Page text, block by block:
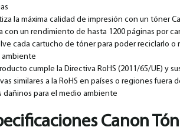
la máxima calidad de impresión con un tóner
con un rendimiento de hasta 1200 páginas por
cada cartucho de tóner para poder reciclarlo o
ambiente
cumple la Directiva RoHS (2011/65/UE) y
similares a la RoHS en países o regiones fuera
dañinos para el medio ambiente
Canon